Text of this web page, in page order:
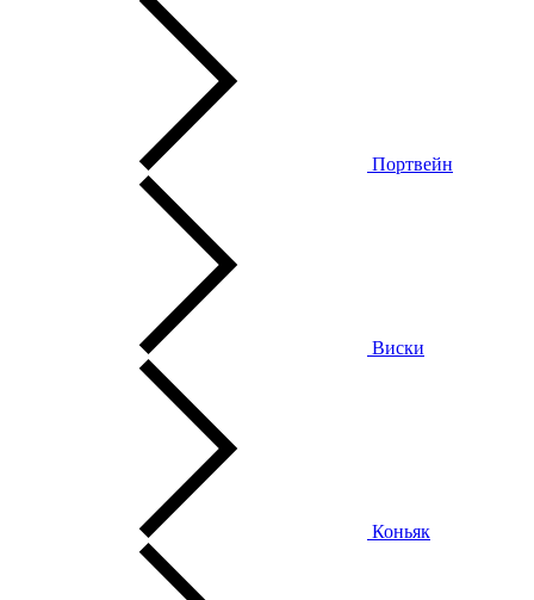
Портвейн
Виски
Коньяк